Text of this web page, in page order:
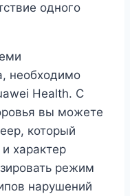
одного
необходимо
Health. С
вы можете
который
характер
режим
нарушений